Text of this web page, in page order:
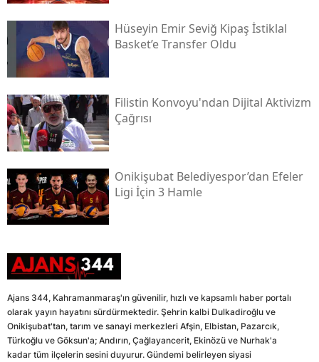
Hüseyin Emir Seviğ Kipaş İstiklal
Basket’e Transfer Oldu
Filistin Konvoyu'ndan Dijital Aktivizm
Çağrısı
Onikişubat Belediyespor’dan Efeler
Ligi İçin 3 Hamle
Ajans 344, Kahramanmaraş'ın güvenilir, hızlı ve kapsamlı haber portalı
olarak yayın hayatını sürdürmektedir. Şehrin kalbi Dulkadiroğlu ve
Onikişubat'tan, tarım ve sanayi merkezleri Afşin, Elbistan, Pazarcık,
Türkoğlu ve Göksun'a; Andırın, Çağlayancerit, Ekinözü ve Nurhak'a
kadar tüm ilçelerin sesini duyurur. Gündemi belirleyen siyasi